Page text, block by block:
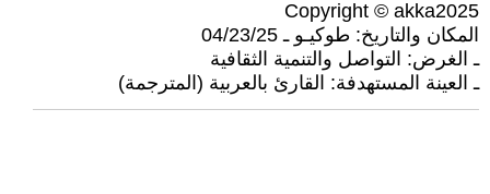
Copyright © akka2025
المكان والتاريخ: طوكيـو ـ 04/23/25
ـ الغرض: التواصل والتنمية الثقافية
ـ العينة المستهدفة: القارئ بالعربية (المترجمة)